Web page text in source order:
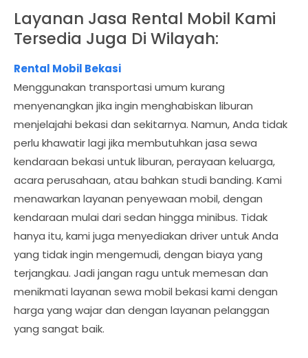
Layanan Jasa Rental Mobil Kami
Tersedia Juga Di Wilayah:
Rental Mobil Bekasi
Menggunakan transportasi umum kurang
menyenangkan jika ingin menghabiskan liburan
menjelajahi bekasi dan sekitarnya. Namun, Anda tidak
perlu khawatir lagi jika membutuhkan jasa sewa
kendaraan bekasi untuk liburan, perayaan keluarga,
acara perusahaan, atau bahkan studi banding. Kami
menawarkan layanan penyewaan mobil, dengan
kendaraan mulai dari sedan hingga minibus. Tidak
hanya itu, kami juga menyediakan driver untuk Anda
yang tidak ingin mengemudi, dengan biaya yang
terjangkau. Jadi jangan ragu untuk memesan dan
menikmati layanan sewa mobil bekasi kami dengan
harga yang wajar dan dengan layanan pelanggan
yang sangat baik.